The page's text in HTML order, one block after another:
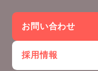
お問い合わせ
採用情報